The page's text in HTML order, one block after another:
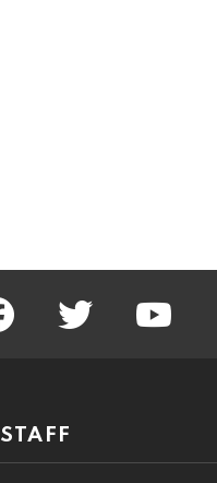
facebook twitter
STAFF